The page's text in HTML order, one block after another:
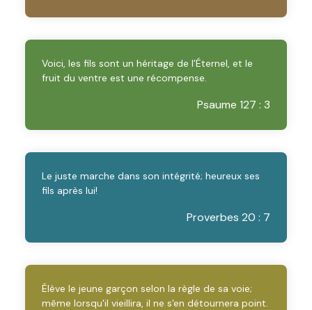
Voici, les fils sont un héritage de l'Éternel, et le
fruit du ventre est une récompense.
Psaume 127 : 3
Le juste marche dans son intégrité; heureux ses
fils après lui!
Proverbes 20 : 7
Élève le jeune garçon selon la règle de sa voie;
même lorsqu'il vieillira, il ne s'en détournera point.